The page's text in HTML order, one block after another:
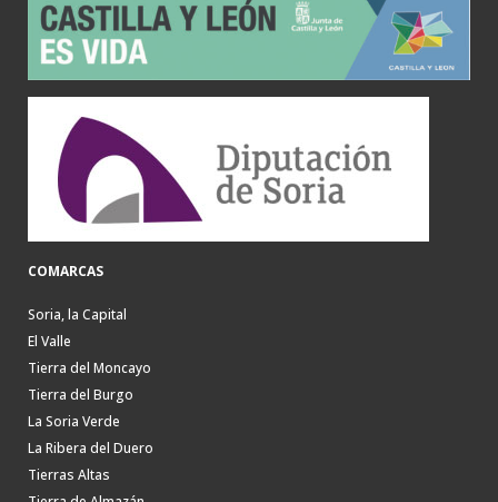
COMARCAS
Soria, la Capital
El Valle
Tierra del Moncayo
Tierra del Burgo
La Soria Verde
La Ribera del Duero
Tierras Altas